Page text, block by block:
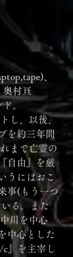
、
奥村亘
。
し、以後、
を約三年間
まで亡霊の
自由』を厳
うにはおこ
事(もう一つ
る。また
川を中心
中心とした
』を主宰し